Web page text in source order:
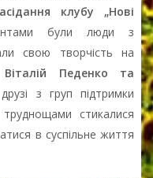
клубу „Нові
були люди з
свою творчість на
Педенко та
з груп підтримки
стикалися
в суспільне життя